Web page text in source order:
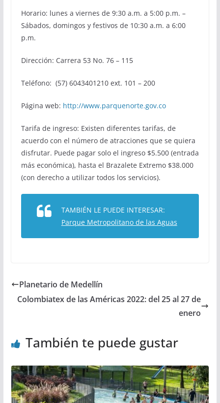
Horario: lunes a viernes de 9:30 a.m. a 5:00 p.m. –
Sábados, domingos y festivos de 10:30 a.m. a 6:00
p.m.
Dirección: Carrera 53 No. 76 – 115
Teléfono: (57) 6043401210 ext. 101 – 200
Página web: http://www.parquenorte.gov.co
Tarifa de ingreso: Existen diferentes tarifas, de
acuerdo con el número de atracciones que se quiera
disfrutar. Puede pagar solo el ingreso $5.500 (entrada
más económica), hasta el Brazalete Extremo $38.000
(con derecho a utilizar todos los servicios).
TAMBIÉN LE PUEDE INTERESAR:
Parque Metropolitano de las Aguas
Planetario de Medellín
Colombiatex de las Américas 2022: del 25 al 27 de
enero
También te puede gustar